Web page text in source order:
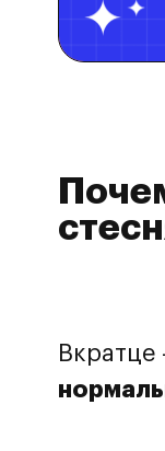
Вкратце